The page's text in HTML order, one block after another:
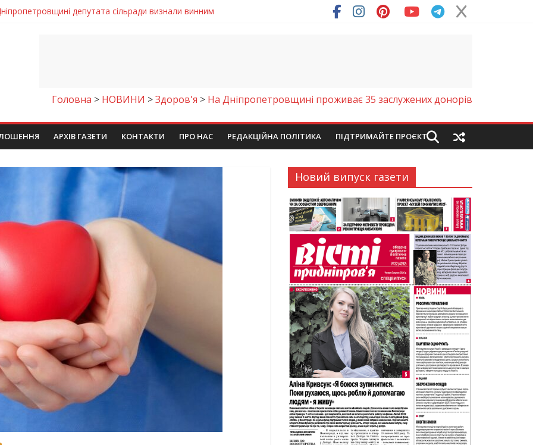
депутата сільради визнали винним
України (фото)
домашній рецепт
під ваш напій?
Головна > НОВИНИ >Здоров'я > На Дніпропетровщині проживає 35 заслужених донорів
АРХІВ ГАЗЕТИ КОНТАКТИ ПРО НАС РЕДАКЦІЙНА ПОЛІТИКА ПІДТРИМАЙТЕ ПРОЄКТ
Новий випуск газети